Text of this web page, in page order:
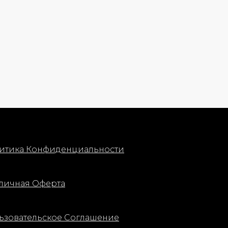
Конфиденциальности
Оферта
Соглашение